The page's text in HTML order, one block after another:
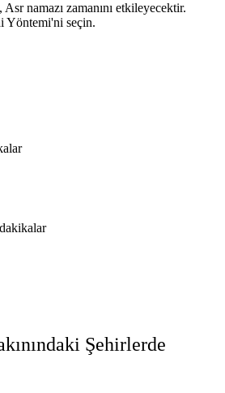
namazı zamanını etkileyecektir.
Yöntemi'ni seçin.
Şehirlerde